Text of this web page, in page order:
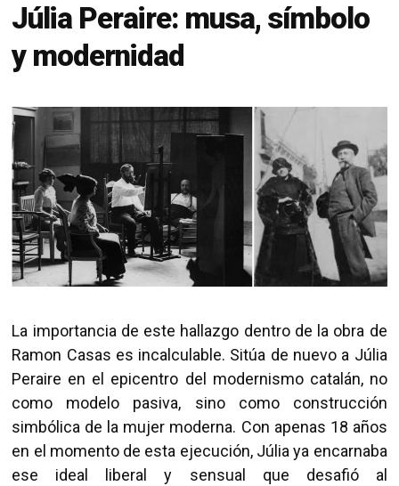
Júlia Peraire: musa, símbolo
y modernidad
La importancia de este hallazgo dentro de la obra de
Ramon Casas es incalculable. Sitúa de nuevo a Júlia
Peraire en el epicentro del modernismo catalán, no
como modelo pasiva, sino como construcción
simbólica de la mujer moderna. Con apenas 18 años
en el momento de esta ejecución, Júlia ya encarnaba
ese ideal liberal y sensual que desafió al